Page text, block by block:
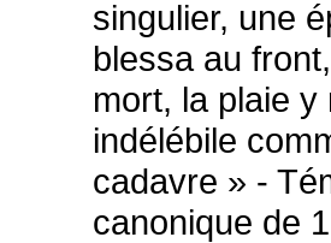
singulier, une
blessa au
mort, la plaie
indélébile
cadavre » -
canonique de